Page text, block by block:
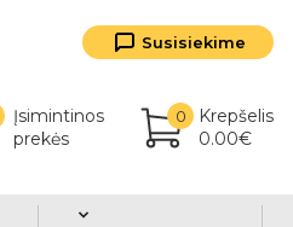
Susisiekime
Įsimintinos
prekės
Krepšelis
0.00€
0